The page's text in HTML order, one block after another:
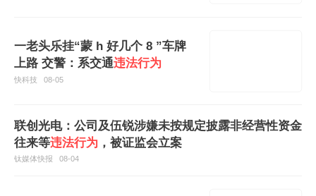
一老头乐挂“蒙 h 好几个 8 ”车牌
上路 交警：系交通违法行为
快科技 08-05
联创光电：公司及伍锐涉嫌未按规定披露非经营性资金
往来等违法行为 ，被证监会立案
钛媒体快报 08-04